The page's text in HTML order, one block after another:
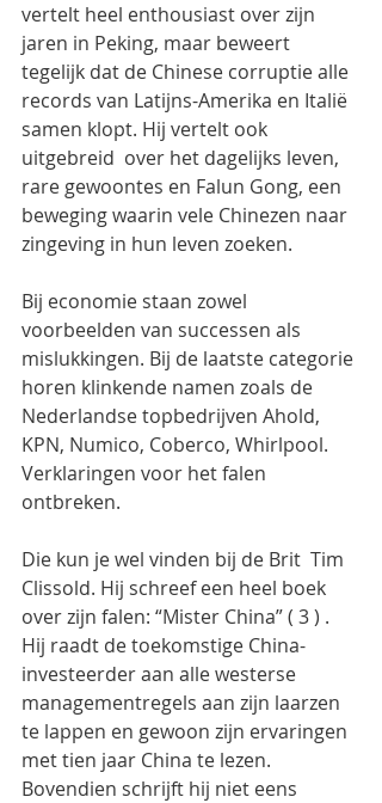
vertelt heel enthousiast over zijn
jaren in Peking, maar beweert
tegelijk dat de Chinese corruptie alle
records van Latijns-Amerika en Italië
samen klopt. Hij vertelt ook
uitgebreid  over het dagelijks leven,
rare gewoontes en Falun Gong, een
beweging waarin vele Chinezen naar
zingeving in hun leven zoeken.
Bij economie staan zowel
voorbeelden van successen als
mislukkingen. Bij de laatste categorie
horen klinkende namen zoals de
Nederlandse topbedrijven Ahold,
KPN, Numico, Coberco, Whirlpool.
Verklaringen voor het falen
ontbreken.
Die kun je wel vinden bij de Brit  Tim
Clissold. Hij schreef een heel boek
over zijn falen: “Mister China” ( 3 ) .
Hij raadt de toekomstige China-
investeerder aan alle westerse
managementregels aan zijn laarzen
te lappen en gewoon zijn ervaringen
met tien jaar China te lezen.
Bovendien schrijft hij niet eens